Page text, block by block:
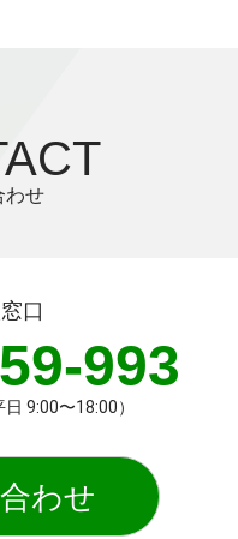
わせ
口
993
9:00〜18:00）
わせ